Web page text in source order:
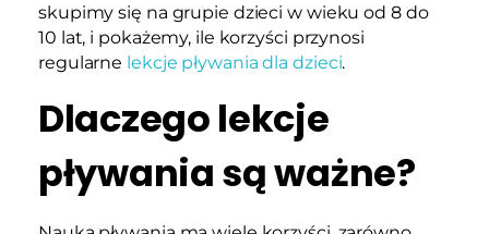
skupimy się na grupie dzieci w wieku od 8 do
10 lat, i pokażemy, ile korzyści przynosi
regularne lekcje pływania dla dzieci.
Dlaczego lekcje
pływania są ważne?